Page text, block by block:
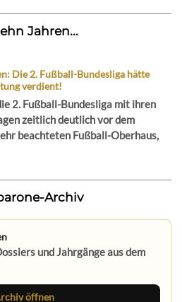
Jahren...
Die 2. Fußball-Bundesliga hätte
verdient!
2. Fußball-Bundesliga mit ihren
zeitlich deutlich vor dem
beachteten Fußball-Oberhaus,
Archiv
und Jahrgänge aus dem
öffnen